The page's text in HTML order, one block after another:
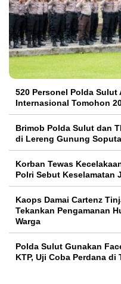
520 Personel Polda
Internasional Tomohon
Brimob Polda Sulut dan
di Lereng Gunung
Korban Tewas
Polri Sebut Keselamatan
Kaops Damai Cartenz
Tekankan Pengamanan
Warga
Polda Sulut Gunakan
KTP, Uji Coba Perdana di